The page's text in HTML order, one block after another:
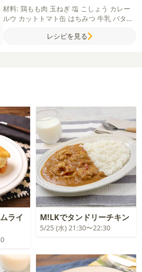
材料: 鶏もも肉 玉ねぎ 塩 こしょう カレー
ルウ カットトマト缶 はちみつ 牛乳 バター
おろしにんにくおろししょうが
レシピを見る
ライ
M!LKでタンドリーチキン
5/25 (水) 21:30〜22:30